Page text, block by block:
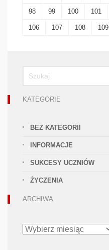
98 99 100 101
106 107 108 109
KATEGORIE
BEZ KATEGORII
INFORMACJE
SUKCESY UCZNIÓW
ŻYCZENIA
ARCHIWA
ARCHIWA